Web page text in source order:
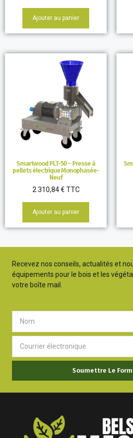
Ajouter au panier
Smartwood PLT-50 – Presse à
pellets électrique Monophasée-
Neuf
2 310,84€ TTC
Ajouter au panier
Recevez nos conseils, actualités et
équipements pour le bois et les
votre boîte mail.
Soumettre Le